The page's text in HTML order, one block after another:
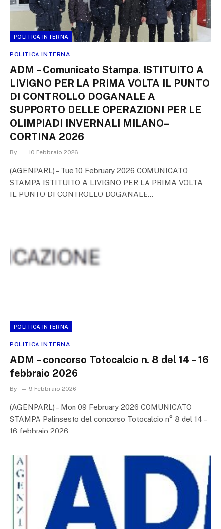
POLITICA INTERNA
POLITICA INTERNA
ADM – Comunicato Stampa. ISTITUITO A
LIVIGNO PER LA PRIMA VOLTA IL PUNTO
DI CONTROLLO DOGANALE A
SUPPORTO DELLE OPERAZIONI PER LE
OLIMPIADI INVERNALI MILANO–
CORTINA 2026
By 10 Febbraio 2026
(AGENPARL) – Tue 10 February 2026 COMUNICATO
STAMPA ISTITUITO A LIVIGNO PER LA PRIMA VOLTA
IL PUNTO DI CONTROLLO DOGANALE…
POLITICA INTERNA
POLITICA INTERNA
ADM – concorso Totocalcio n. 8 del 14 – 16
febbraio 2026
By 9 Febbraio 2026
(AGENPARL) – Mon 09 February 2026 COMUNICATO
STAMPA Palinsesto del concorso Totocalcio n° 8 del 14 –
16 febbraio 2026…